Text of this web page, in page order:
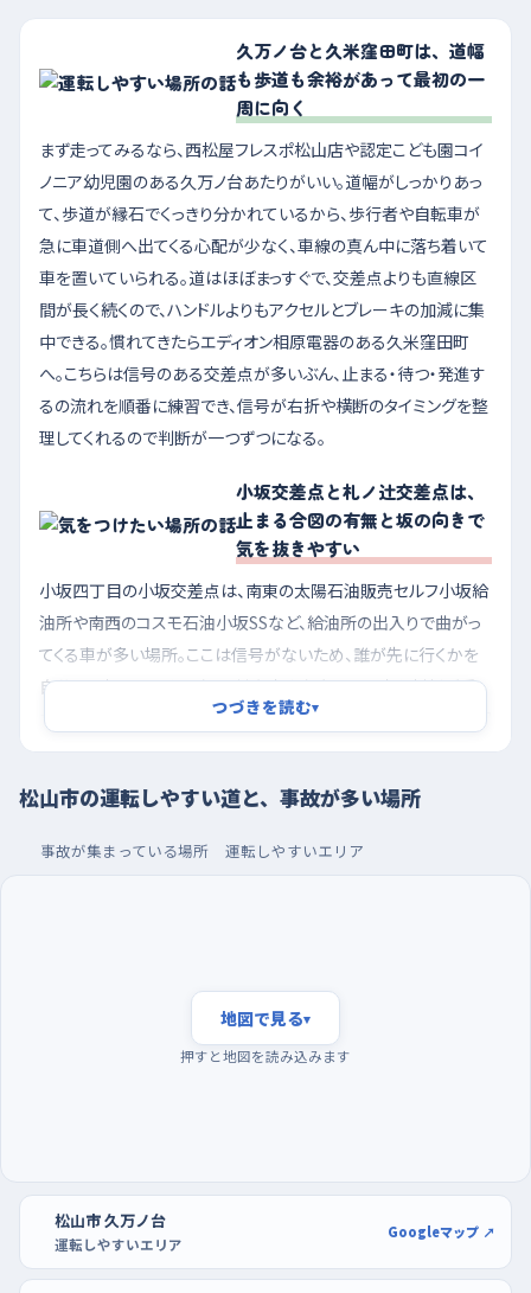
久万ノ台と久米窪田町は、道幅
も歩道も余裕があって最初の一
周に向く
まず走ってみるなら、西松屋フレスポ松山店や認定こども園コイ
ノニア幼児園のある久万ノ台あたりがいい。道幅がしっかりあっ
て、歩道が縁石でくっきり分かれているから、歩行者や自転車が
急に車道側へ出てくる心配が少なく、車線の真ん中に落ち着いて
車を置いていられる。道はほぼまっすぐで、交差点よりも直線区
間が長く続くので、ハンドルよりもアクセルとブレーキの加減に集
中できる。慣れてきたらエディオン相原電器のある久米窪田町
へ。こちらは信号のある交差点が多いぶん、止まる・待つ・発進す
るの流れを順番に練習でき、信号が右折や横断のタイミングを整
理してくれるので判断が一つずつになる。
小坂交差点と札ノ辻交差点は、
止まる合図の有無と坂の向きで
気を抜きやすい
小坂四丁目の小坂交差点は、南東の太陽石油販売セルフ小坂給
油所や南西のコスモ石油小坂SSなど、給油所の出入りで曲がっ
てくる車が多い場所。ここは信号がないため、誰が先に行くかを
自分で見極めることになり、対向車や左右からの車と判断が重
なりやすい。本町三丁目の札ノ辻交差点は、北西に本町三丁目駅
があり路面電車や人の動きが絡むうえ、西へ向かってゆるく下っ
ている。下り坂は思ったより速度が乗るので、青が変わりかけた
ときに止まりきれない気持ちになりやすい。手前で早めに足をブ
レーキへ移し、坂の下り側では特にゆっくり近づくといい。
どに増えて、判断する材料が多くなる。それより早い夜明けすぎ
の時間帯は交通量が落ち着いていて、同じ道でも景色をゆっくり
確かめながら走れるので、練習の一本目にはこの時間が向いて
DCM城北店のような大型店の駐車場で、区画が空いている開店
前後を狙うといい。白線が見やすく通路も広いので、切り返しを
何度もやり直せる。
つづきを読む▾
松山市の運転しやすい道と、事故が多い場所
事故が集まっている場所 運転しやすいエリア
地図で見る▾
押すと地図を読み込みます
松山市 久万ノ台
運転しやすいエリア
Googleマップ ↗